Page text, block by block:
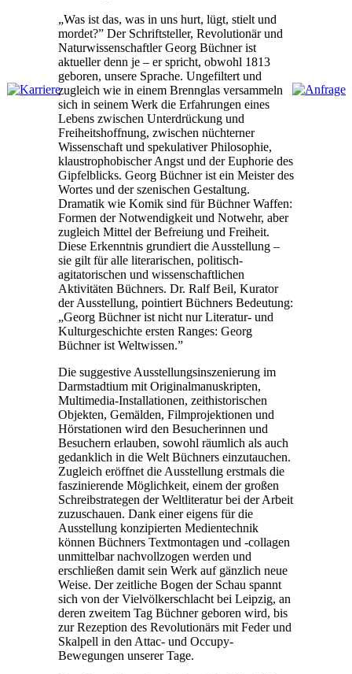
„Was ist das, was in uns hurt, lügt, stielt und
mordet?” Der Schriftsteller, Revolutionär und
Naturwissenschaftler Georg Büchner ist
aktueller denn je – er spricht, obwohl 1813
geboren, unsere Sprache. Ungefiltert und
zugleich wie in einem Brennglas versammeln
sich in seinem Werk die Erfahrungen eines
Lebens zwischen Unterdrückung und
Freiheitshoffnung, zwischen nüchterner
Wissenschaft und spekulativer Philosophie,
klaustrophobischer Angst und der Euphorie des
Gipfelblicks. Georg Büchner ist ein Meister des
Wortes und der szenischen Gestaltung.
Dramatik wie Komik sind für Büchner Waffen:
Formen der Notwendigkeit und Notwehr, aber
zugleich Mittel der Befreiung und Freiheit.
Diese Erkenntnis grundiert die Ausstellung –
sie gilt für alle literarischen, politisch-
agitatorischen und wissenschaftlichen
Aktivitäten Büchners. Dr. Ralf Beil, Kurator
der Ausstellung, pointiert Büchners Bedeutung:
„Georg Büchner ist nicht nur Literatur- und
Kulturgeschichte ersten Ranges: Georg
Büchner ist Weltwissen.”
Die suggestive Ausstellungsinszenierung im
Darmstadtium mit Originalmanuskripten,
Multimedia-Installationen, zeithistorischen
Objekten, Gemälden, Filmprojektionen und
Hörstationen wird den Besucherinnen und
Besuchern erlauben, sowohl räumlich als auch
gedanklich in die Welt Büchners einzutauchen.
Zugleich eröffnet die Ausstellung erstmals die
faszinierende Möglichkeit, einem der großen
Schreibstrategen der Weltliteratur bei der Arbeit
zuzuschauen. Dank einer eigens für die
Ausstellung konzipierten Medientechnik
können Büchners Textmontagen und -collagen
unmittelbar nachvollzogen werden und
erschließen damit sein Werk auf gänzlich neue
Weise. Der zeitliche Bogen der Schau spannt
sich von der Vielvölkerschlacht bei Leipzig, an
deren zweitem Tag Büchner geboren wird, bis
zur Rezeption des Revolutionärs mit Feder und
Skalpell in den Attac- und Occupy-
Bewegungen unserer Tage.